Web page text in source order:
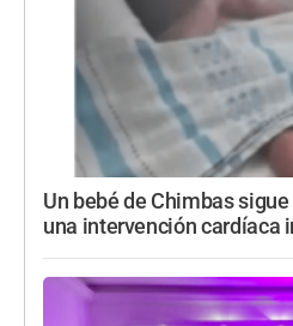
Un bebé de Chimbas
una intervención cardíaca